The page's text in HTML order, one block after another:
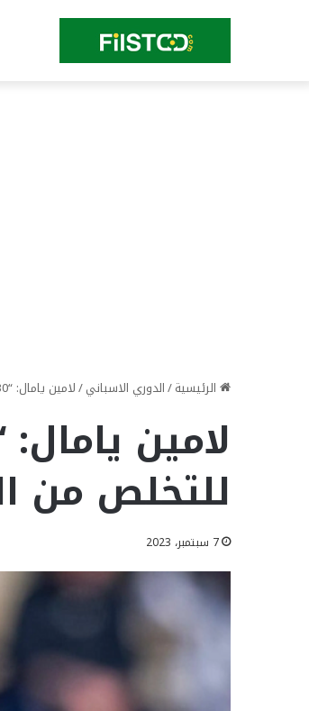
الرئيسية/الدوري الاسباني/لامين يامال: “30 ثانية فقط كانت كافية للتخلص من القلق”
للتخلص من
7 سبتمبر، 2023